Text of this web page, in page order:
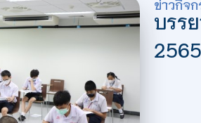
ข่าวกิจ
บรร
2565